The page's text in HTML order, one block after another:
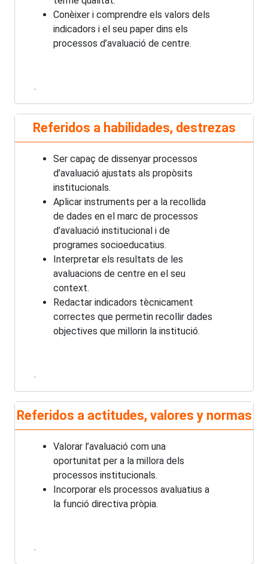
Conèixer i comprendre els valors dels
indicadors i el seu paper dins els
processos d’avaluació de centre.
.
Referidos a habilidades, destrezas
Ser capaç de dissenyar processos
d’avaluació ajustats als propòsits
institucionals.
Aplicar instruments per a la recollida
de dades en el marc de processos
d’avaluació institucional i de
programes socioeducatius.
Interpretar els resultats de les
avaluacions de centre en el seu
context.
Redactar indicadors tècnicament
correctes que permetin recollir dades
objectives que millorin la institució.
.
Referidos a actitudes, valores y normas
Valorar l’avaluació com una
oportunitat per a la millora dels
processos institucionals.
Incorporar els processos avaluatius a
la funció directiva pròpia.
.